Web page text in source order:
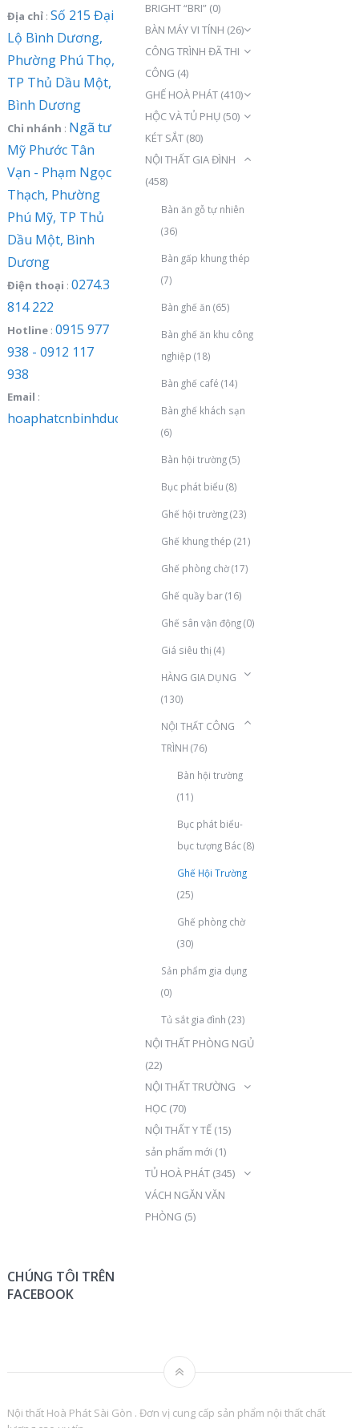
Địa chỉ: Số 215 Đại
Lộ Bình Dương,
Phường Phú Thọ,
TP Thủ Dầu Một,
Bình Dương
Chi nhánh : Ngã tư
Mỹ Phước Tân
Vạn - Phạm Ngọc
Thạch, Phường
Phú Mỹ, TP Thủ
Dầu Một, Bình
Dương
Điện thoại : 0274.3
814 222
Hotline: 0915 977
938 - 0912 117
938
Email :
hoaphatcnbinhduong@gmail.com
BRIGHT “BRI” (0)
BÀN MÁY VI TÍNH (26)
CÔNG TRÌNH ĐÃ THI
CÔNG (4)
GHẾ HOÀ PHÁT (410)
HỘC VÀ TỦ PHỤ (50)
KÉT SẮT (80)
NỘI THẤT GIA ĐÌNH
(458)
Bàn ăn gỗ tự nhiên
(36)
Bàn gấp khung thép
(7)
Bàn ghế ăn (65)
Bàn ghế ăn khu công
nghiệp (18)
Bàn ghế café (14)
Bàn ghế khách sạn
(6)
Bàn hội trường(5)
Bục phát biểu (8)
Ghế hội trường(23)
Ghế khung thép (21)
Ghế phòng chờ(17)
Ghế quầy bar(16)
Ghế sân vận động(0)
Giá siêu thị (4)
HÀNG GIA DỤNG
(130)
NỘI THẤT CÔNG
TRÌNH (76)
Bàn hội trường
(11)
Bục phát biểu-
bục tượng Bác(8)
Ghế Hội Trường
(25)
Ghế phòng chờ
(30)
Sản phẩm gia dụng
(0)
Tủ sắt gia đình (23)
NỘI THẤT PHÒNG NGỦ
(22)
NỘI THẤT TRƯỜNG
HỌC (70)
NỘI THẤT Y TẾ (15)
sản phẩm mới (1)
TỦ HOÀ PHÁT (345)
VÁCH NGĂN VĂN
PHÒNG (5)
CHÚNG TÔI TRÊN
FACEBOOK
Nội thất Hoà Phát Sài Gòn . Đơn vị cung cấp sản phẩm nội thất chất